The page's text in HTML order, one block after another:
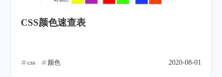
CSS颜色速查表
css 颜色 2020-08-01